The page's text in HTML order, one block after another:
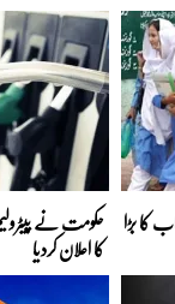
کا بڑا حکومت نے
کا اعلان کردیا